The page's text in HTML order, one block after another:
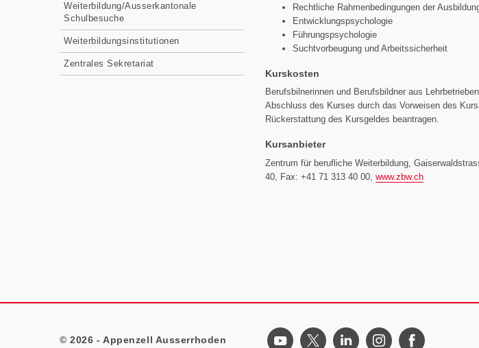
Weiterbildung/Ausserkantonale
Schulbesuche
Weiterbildungsinstitutionen
Zentrales Sekretariat
Rechtliche Rahmenbedingungen der
Entwicklungspsychologie
Führungspsychologie
Suchtvorbeugung und Arbeitssicherheit
Kurskosten
Berufsbilnerinnen und Berufsbildner aus
Abschluss des Kurses durch das Vorweisen des
Rückerstattung des Kursgeldes beantragen.
Kursanbieter
Zentrum für berufliche Weiterbildung,
40, Fax: +41 71 313 40 00, www.zbw.ch
© 2026 - Appenzell Ausserrhoden